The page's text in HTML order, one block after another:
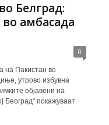
Белград:
амбасада
0
на Пакистан во
утрово избувна
објавени на
Београд“ покажуваат